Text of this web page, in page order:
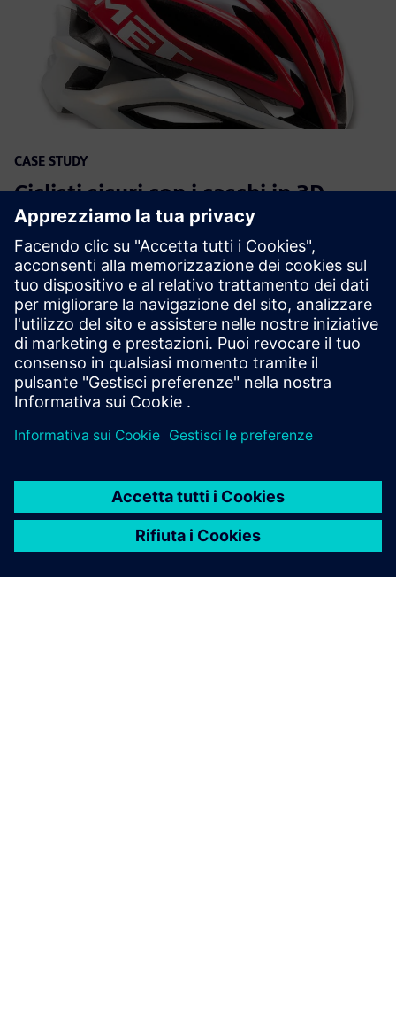
CASE STUDY
Ciclisti sicuri con i caschi in 3D
Azienda: MET
Settore industriale: Beni di consumo e vendita al dettaglio
Sede: Talamona, Sondrio, Italy
Siemens Software: NX
Leggi